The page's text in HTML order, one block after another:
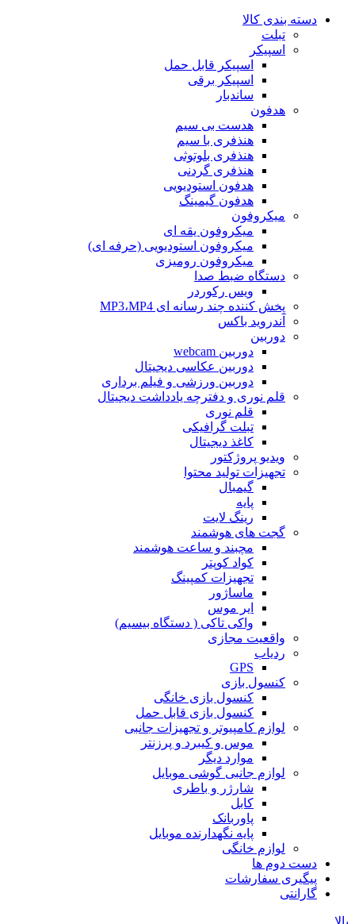
دسته بندی کالا
تبلت
اسپیکر
اسپیکر قابل حمل
اسپیکر برقی
ساندبار
هدفون
هدست بی سیم
هنذفری با سیم
هنذفری بلوتوثی
هنذفری گردنی
هدفون استودیویی
هدفون گیمینگ
میکروفون
میکروفون یقه ای
میکروفون استودیویی (حرفه ای)
میکروفون رومیزی
دستگاه ضبط صدا
ویس رکوردر
پخش کننده چند رسانه ای MP3،MP4
آندروید باکس
دوربین
دوربین webcam
دوربین عکاسی دیجیتال
دوربین‌ ورزشی و فیلم برداری
قلم نوری و دفترچه یادداشت دیجیتال
قلم نوری
تبلت گرافیکی
کاغذ دیجیتال
ویدیو پروژکتور
تجهیزات تولید محتوا
گیمبال
پایه
رینگ لایت
گجت های هوشمند
مچبند و ساعت هوشمند
کواد کوپتر
تجهیزات کمپینگ
ماساژور
ایر موس
واکی تاکی ( دستگاه بیسیم)
واقعیت مجازی
ردیاب
GPS
کنسول بازی
کنسول بازی خانگی
کنسول بازی قابل حمل
لوازم کامپیوتر و تجهیزات جانبی
موس و کیبرد و پرزنتر
موارد دیگر
لوازم جانبی گوشی موبایل
شارژر و باطری
کابل
پاوربانک
پایه نگهدارنده موبایل
لوازم خانگی
دست دوم ها
پیگیری سفارشات
گارانتی